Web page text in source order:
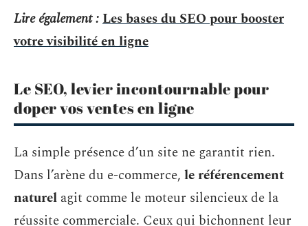
Lire également :Les bases du SEO pour booster
votre visibilité en ligne
Le SEO, levier incontournable pour
doper vos ventes en ligne
La simple présence d’un site ne garantit rien.
Dans l’arène du e-commerce, le référencement
naturel agit comme le moteur silencieux de la
réussite commerciale. Ceux qui bichonnent leur